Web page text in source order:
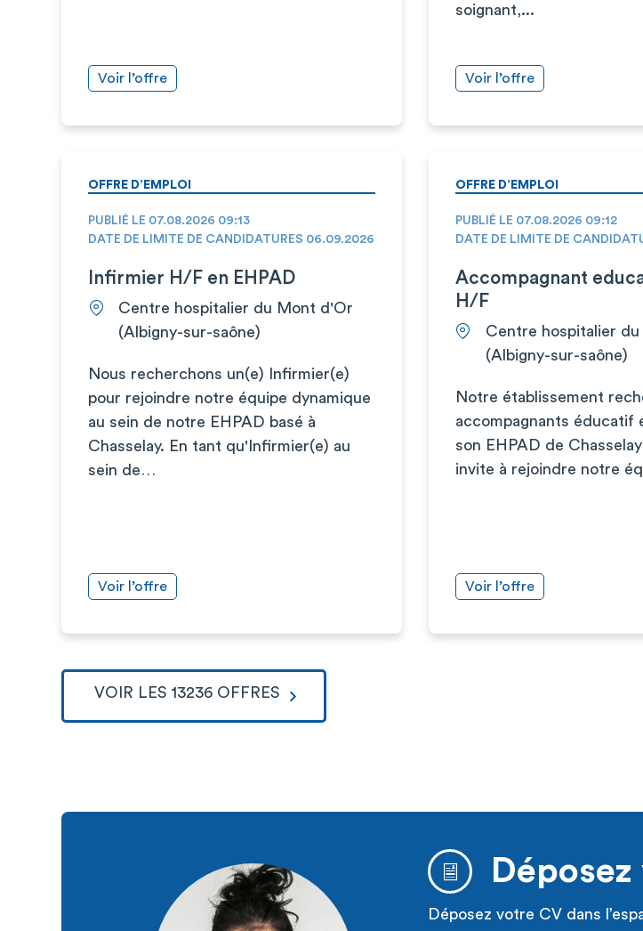
Voir l’offre
soignant,...
Voir l’offre
OFFRE D’EMPLOI
PUBLIÉ LE 07.08.2026 09:13
DATE DE LIMITE DE CANDIDATURES 06.09.2026
Infirmier H/F en EHPAD
Centre hospitalier du Mont d'Or
(Albigny-sur-saône)
Nous recherchons un(e) Infirmier(e)
pour rejoindre notre équipe dynamique
au sein de notre EHPAD basé à
Chasselay. En tant qu'Infirmier(e) au
sein de…
Voir l’offre
OFFRE D’EMPLOI
PUBLIÉ LE 07.08.2026 09:12
DATE DE LIMITE DE
Accompagnant
H/F
Centre hospitalier
(Albigny-sur-saône)
Notre établissement
accompagnants éducatif
son EHPAD de
invite à rejoindre notre
Voir l’offre
VOIR LES 13236 OFFRES
Déposez votre CV dans